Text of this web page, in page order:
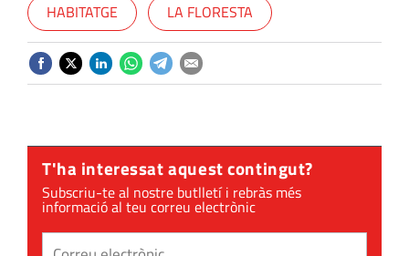
HABITATGE LA FLORESTA
T'ha interessat aquest contingut?
Subscriu-te al nostre butlletí i rebràs més
informació al teu correu electrònic